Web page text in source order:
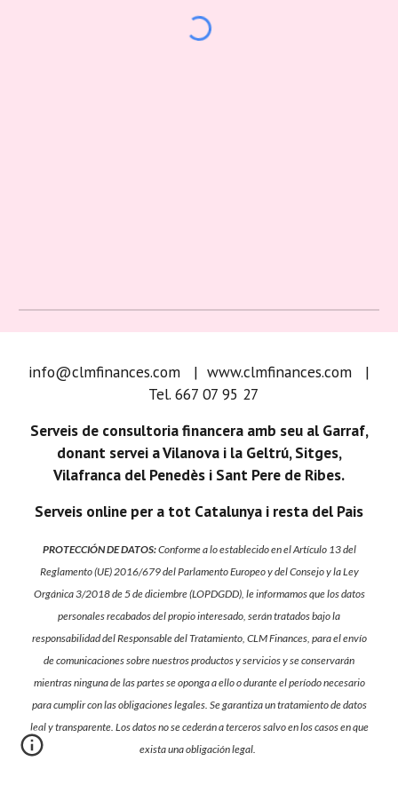
info@clmfinances.com | www.clmfinances.com |
Tel. 667 07 95 27
Serveis de consultoria financera amb seu al Garraf,
donant servei a Vilanova i la Geltrú, Sitges,
Vilafranca del Penedès i Sant Pere de Ribes.
Serveis online per a tot Catalunya i resta del Pais
PROTECCIÓN DE DATOS:Conforme a lo establecido en el Artículo 13 del
Reglamento (UE) 2016/679 del Parlamento Europeo y del Consejo y la Ley
Orgánica 3/2018 de 5 de diciembre (LOPDGDD), le informamos que los datos
personales recabados del propio interesado, serán tratados bajo la
responsabilidad del Responsable del Tratamiento, CLM Finances, para el envío
de comunicaciones sobre nuestros productos y servicios y se conservarán
mientras ninguna de las partes se oponga a ello o durante el período necesario
para cumplir con las obligaciones legales. Se garantiza un tratamiento de datos
leal y transparente. Los datos no se cederán a terceros salvo en los casos en que
exista una obligación legal.